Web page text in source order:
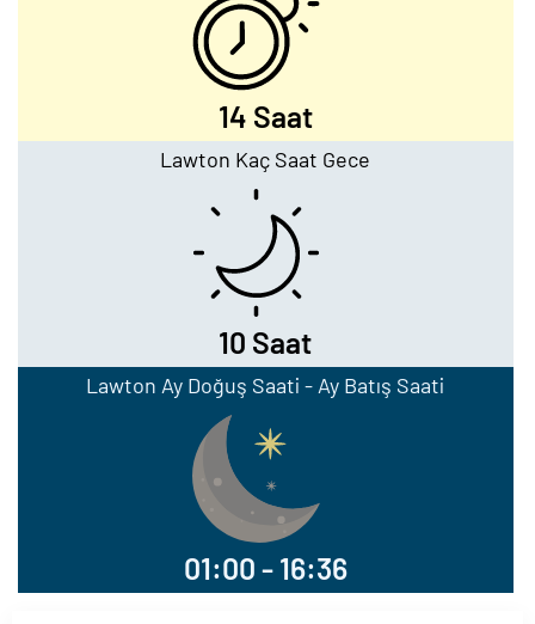
14 Saat
Lawton Kaç Saat Gece
10 Saat
Lawton Ay Doğuş Saati - Ay Batış Saati
01:00 - 16:36